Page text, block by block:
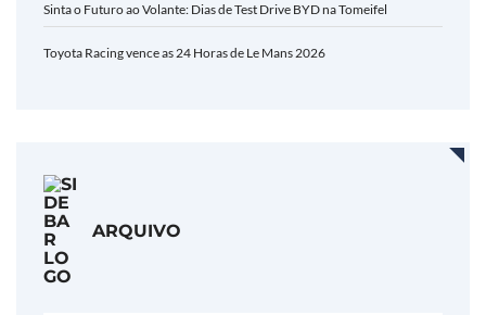
Sinta o Futuro ao Volante: Dias de Test Drive BYD na Tomeifel
Toyota Racing vence as 24 Horas de Le Mans 2026
ARQUIVO